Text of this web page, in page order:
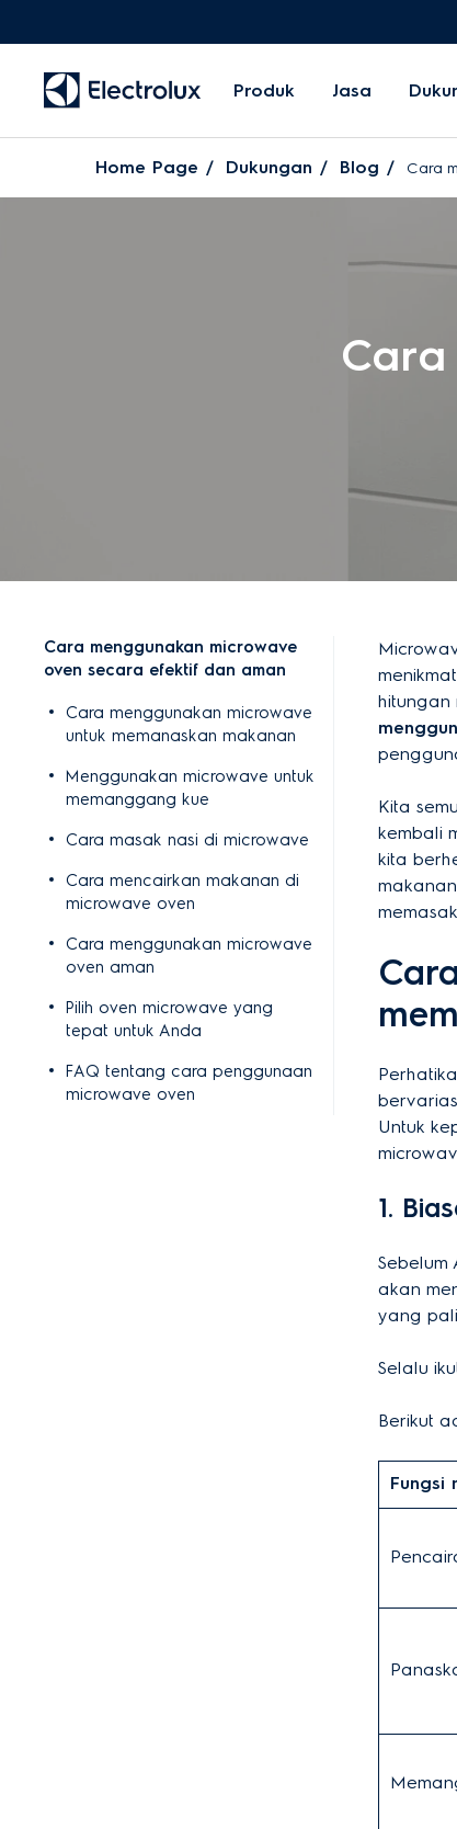
Produk Jasa
Home Page Dukungan Blog Cara
Cara menggunakan microwave
oven secara efektif dan aman
Cara menggunakan microwave
untuk memanaskan makanan
Menggunakan microwave untuk
memanggang kue
Cara masak nasi di microwave
Cara mencairkan makanan di
microwave oven
Cara menggunakan microwave
oven aman
Pilih oven microwave yang
tepat untuk Anda
FAQ tentang cara penggunaan
microwave oven
hitungan
Kita
kembali
kita
Untuk
1.
akan
yang
Selalu
Berikut
Fungsi